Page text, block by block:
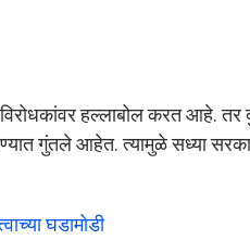
हल्लाबोल करत आहे.
गुंतले आहेत. त्यामुळे सध्या
घडामोडी